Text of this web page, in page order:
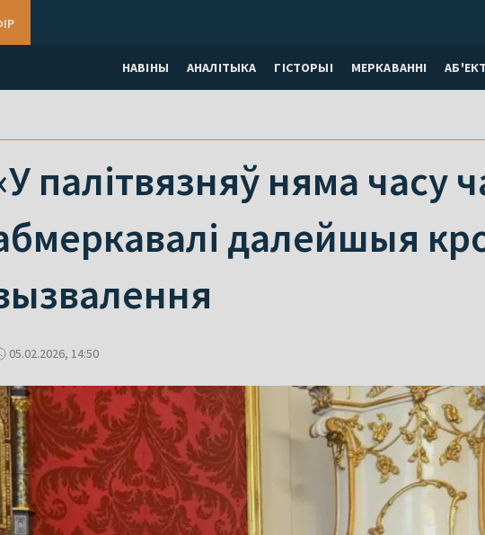
НАВІНЫ АНАЛІТЫКА ГІСТОРЫІ МЕРКАВАННI
палітвязняў няма часу
далейшыя
05.02.2026, 14:50